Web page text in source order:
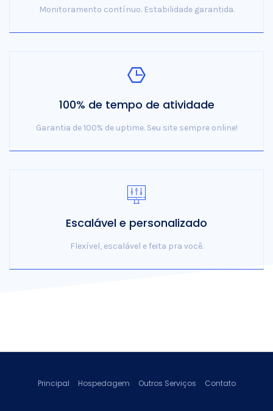
Monitoramento contínuo. Estabilidade garantida.
100% de tempo de atividade
Garantia de 100% de uptime. Seu site sempre online!
Escalável e personalizado
Flexível, escalável e feita pra você.
Principal Hospedagem Outros Serviços Contato